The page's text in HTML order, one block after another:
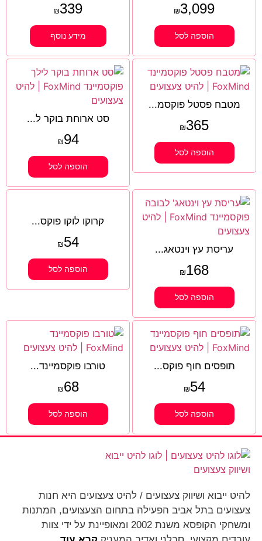
₪3,099
הוספה לסל
₪339
מידע נוסף
מטבח פסטל פוקסמ...
₪365
הוספה לסל
סט ארוחת בוקר ל...
₪94
הוספה לסל
עריסת עץ וינטאג...
₪168
הוספה לסל
קרוקו לוקו פוקס...
₪54
הוספה לסל
תופסים חוף פוקס...
₪54
הוספה לסל
טורבו פוקסמיינד...
₪68
הוספה לסל
להיט ייבוא ושיווק צעצועים / להיט צעצועים היא חנות
צעצועים בתל אביב הפעילה בתחום הצעצועים, המתנות
ומשחקי הקופסא משנת 2002 ומאופיינת על ידי צוות